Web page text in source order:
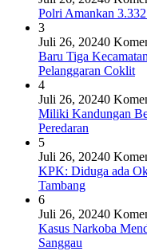
Polri Amankan
3
Juli 26, 20240
Baru Tiga
Pelanggaran Coklit
4
Juli 26, 20240
Miliki Kandungan
Peredaran
5
Juli 26, 20240
KPK: Diduga ada
Tambang
6
Juli 26, 20240
Kasus Narkoba
Sanggau